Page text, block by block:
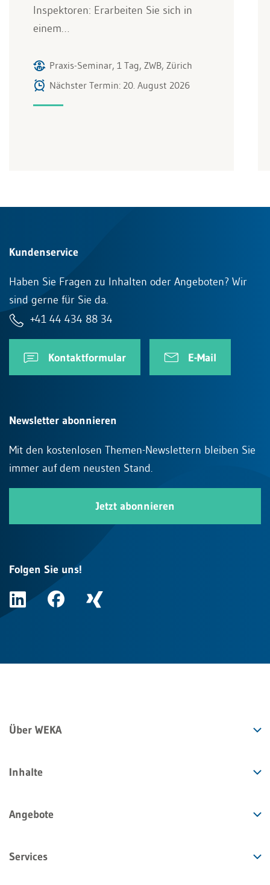
Inspektoren: Erarbeiten Sie sich in
einem…
Praxis-Seminar, 1 Tag, ZWB, Zürich
Nächster Termin: 20. August 2026
Kundenservice
Haben Sie Fragen zu Inhalten oder Angeboten? Wir
sind gerne für Sie da.
+41 44 434 88 34
Kontaktformular E-Mail
Newsletter abonnieren
Mit den kostenlosen Themen-Newslettern bleiben Sie
immer auf dem neusten Stand.
Jetzt abonnieren
Folgen Sie uns!
Über WEKA
Inhalte
Angebote
Services